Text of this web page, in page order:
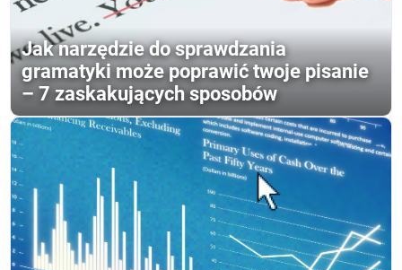
Jak narzędzie do sprawdzania
gramatyki może poprawić twoje pisanie
– 7 zaskakujących sposobów